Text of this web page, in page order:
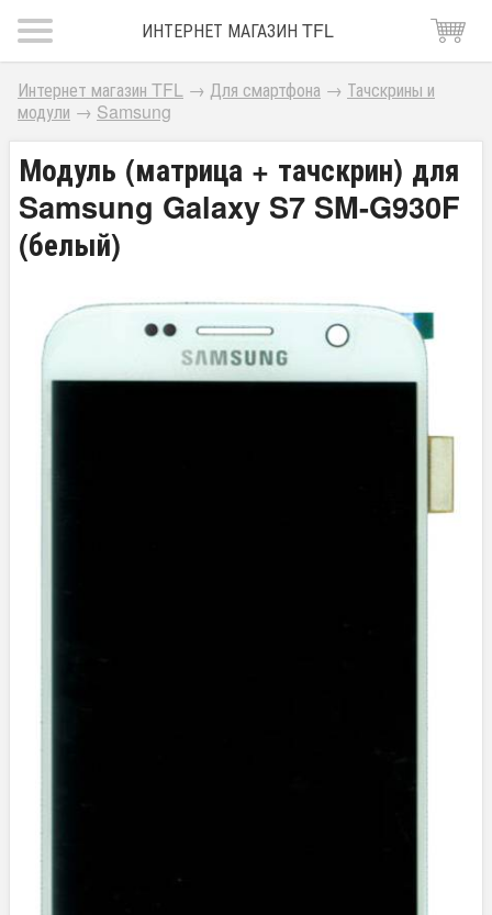
ИНТЕРНЕТ МАГАЗИН TFL
Интернет магазин TFL → Для смартфона → Тачскрины и
модули → Samsung
Модуль (матрица + тачскрин) для
Samsung Galaxy S7 SM-G930F
(белый)